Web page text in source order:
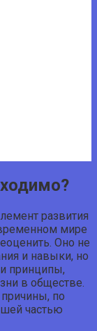
развития
мире
Оно не
и навыки, но
принципы,
в обществе.
по
частью